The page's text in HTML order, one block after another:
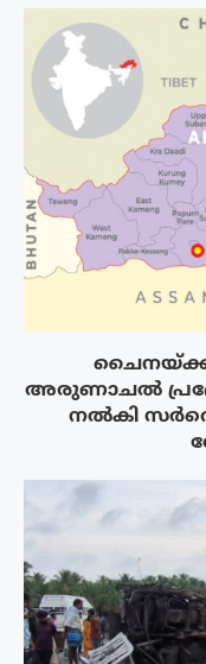
ചൈനയ്ക്ക്
അരുണാചൽ
നൽകി